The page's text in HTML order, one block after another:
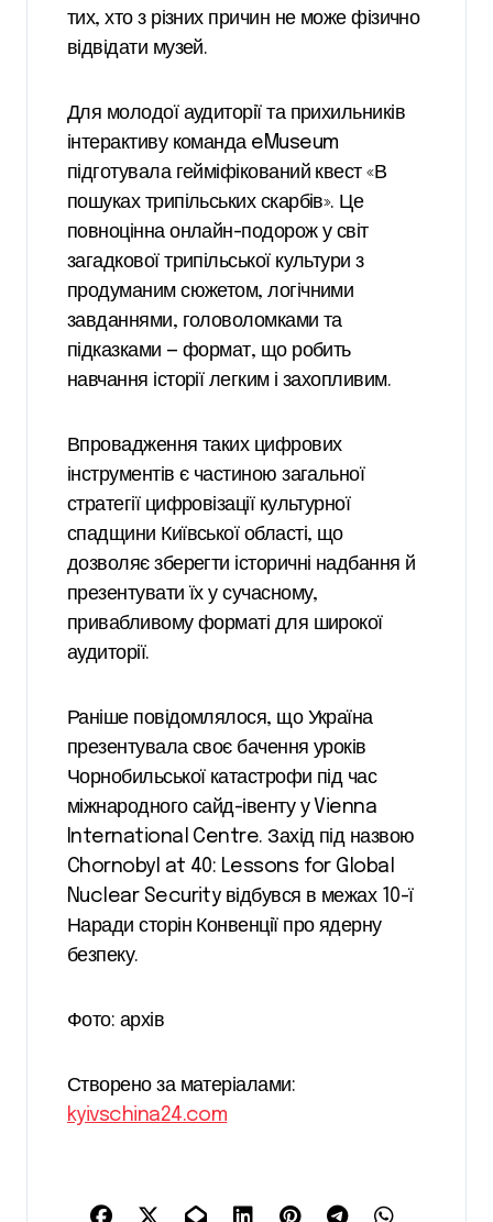
тих, хто з різних причин не може фізично
відвідати музей.
Для молодої аудиторії та прихильників
інтерактиву команда eMuseum
підготувала гейміфікований квест «В
пошуках трипільських скарбів». Це
повноцінна онлайн-подорож у світ
загадкової трипільської культури з
продуманим сюжетом, логічними
завданнями, головоломками та
підказками — формат, що робить
навчання історії легким і захопливим.
Впровадження таких цифрових
інструментів є частиною загальної
стратегії цифровізації культурної
спадщини Київської області, що
дозволяє зберегти історичні надбання й
презентувати їх у сучасному,
привабливому форматі для широкої
аудиторії.
Раніше повідомлялося, що Україна
презентувала своє бачення уроків
Чорнобильської катастрофи під час
міжнародного сайд-івенту у Vienna
International Centre. Захід під назвою
Chornobyl at 40: Lessons for Global
Nuclear Security відбувся в межах 10-ї
Наради сторін Конвенції про ядерну
безпеку.
Фото: архів
Створено за матеріалами:
kyivschina24.com